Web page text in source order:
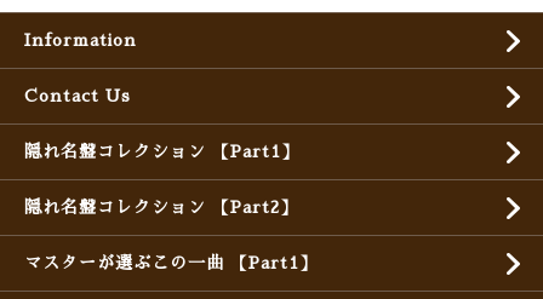
Information
Contact Us
隠れ名盤コレクション 【Part1】
隠れ名盤コレクション 【Part2】
マスターが選ぶこの一曲 【Part1】